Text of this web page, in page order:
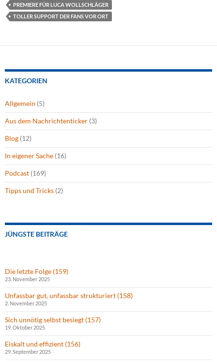
PREMIERE FÜR LUCA WOLLSCHLÄGER
TOLLER SUPPORT DER FANS VOR ORT
KATEGORIEN
Allgemein (5)
Aus dem Nachrichtenticker (3)
Blog (12)
In eigener Sache (16)
Podcast (169)
Tipps und Tricks (2)
JÜNGSTE BEITRÄGE
Die letzte Folge (159)
23. November 2025
Unfassbar gut, unfassbar strukturiert (158)
2. November 2025
Sich unnötig selbst besiegt (157)
19. Oktober 2025
Eiskalt und effizient (156)
29. September 2025